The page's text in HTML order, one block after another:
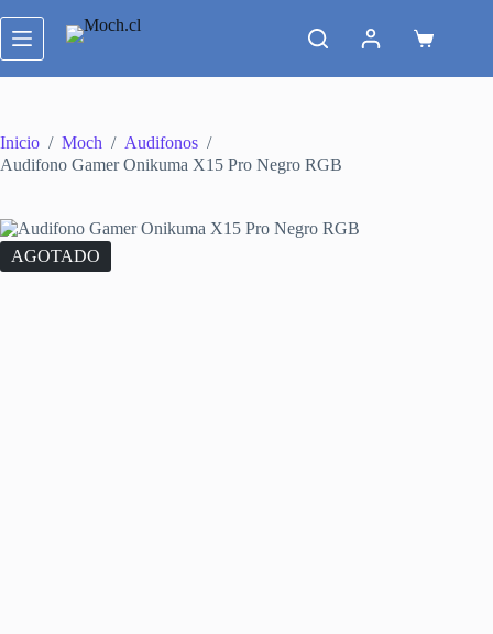
contenido
Carro
Inicio / Moch / Audifonos /
Audifono Gamer Onikuma X15 Pro Negro RGB
AGOTADO